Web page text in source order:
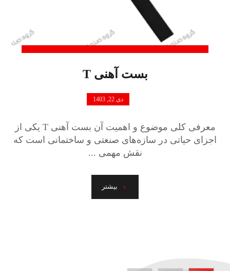
بست آهنی T
دی 22, 1403
معرفی کلی موضوع و اهمیت آن بست آهنی T یکی از
اجزای حیاتی در سازه‌های صنعتی و ساختمانی است که
نقش مهمی ...
بیشتر